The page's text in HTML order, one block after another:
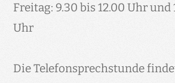
Freitag: 9.30 bis 12.00 Uhr und
Uhr
Die Telefonsprechstunde